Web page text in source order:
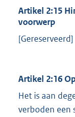
Artikel 2:15
voorwerp
[Gereserveerd]
Artikel 2:16
Het is aan
verboden een